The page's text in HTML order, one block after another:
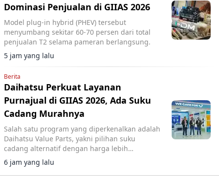
Dominasi Penjualan di GIIAS 2026
Model plug-in hybrid (PHEV) tersebut
menyumbang sekitar 60-70 persen dari total
penjualan T2 selama pameran berlangsung.
5 jam yang lalu
Berita
Daihatsu Perkuat Layanan
Purnajual di GIIAS 2026, Ada Suku
Cadang Murahnya
Salah satu program yang diperkenalkan adalah
Daihatsu Value Parts, yakni pilihan suku
cadang alternatif dengan harga lebih
terjangkau.
6 jam yang lalu